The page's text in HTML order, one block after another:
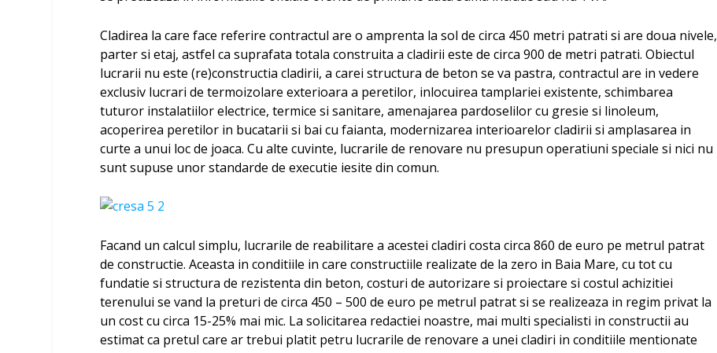
Cladirea la care face referire contractul are o amprenta la sol de circa 450 metri patrati si are doua nivele,
parter si etaj, astfel ca suprafata totala construita a cladirii este de circa 900 de metri patrati. Obiectul
lucrarii nu este (re)constructia cladirii, a carei structura de beton se va pastra, contractul are in vedere
exclusiv lucrari de termoizolare exterioara a peretilor, inlocuirea tamplariei existente, schimbarea
tuturor instalatiilor electrice, termice si sanitare, amenajarea pardoselilor cu gresie si linoleum,
acoperirea peretilor in bucatarii si bai cu faianta, modernizarea interioarelor cladirii si amplasarea in
curte a unui loc de joaca. Cu alte cuvinte, lucrarile de renovare nu presupun operatiuni speciale si nici nu
sunt supuse unor standarde de executie iesite din comun.
Facand un calcul simplu, lucrarile de reabilitare a acestei cladiri costa circa 860 de euro pe metrul patrat
de constructie. Aceasta in conditiile in care constructiile realizate de la zero in Baia Mare, cu tot cu
fundatie si structura de rezistenta din beton, costuri de autorizare si proiectare si costul achizitiei
terenului se vand la preturi de circa 450 – 500 de euro pe metrul patrat si se realizeaza in regim privat la
un cost cu circa 15-25% mai mic. La solicitarea redactiei noastre, mai multi specialisti in constructii au
estimat ca pretul care ar trebui platit petru lucrarile de renovare a unei cladiri in conditiile mentionate